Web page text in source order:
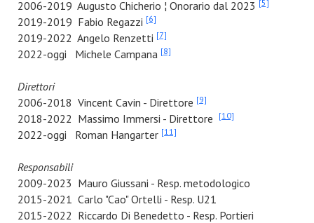
2006-2019 Augusto Chicherio ¦ Onorario dal 2023 [5]
2019-2019 Fabio Regazzi [6]
2019-2022 Angelo Renzetti [7]
2022-oggi Michele Campana [8]
Direttori
2006-2018 Vincent Cavin - Direttore [9]
2018-2022 Massimo Immersi - Direttore [10]
2022-oggi Roman Hangarter [11]
Responsabili
2009-2023 Mauro Giussani - Resp. metodologico
2015-2021 Carlo "Cao" Ortelli - Resp. U21
2015-2022 Riccardo Di Benedetto - Resp. Portieri